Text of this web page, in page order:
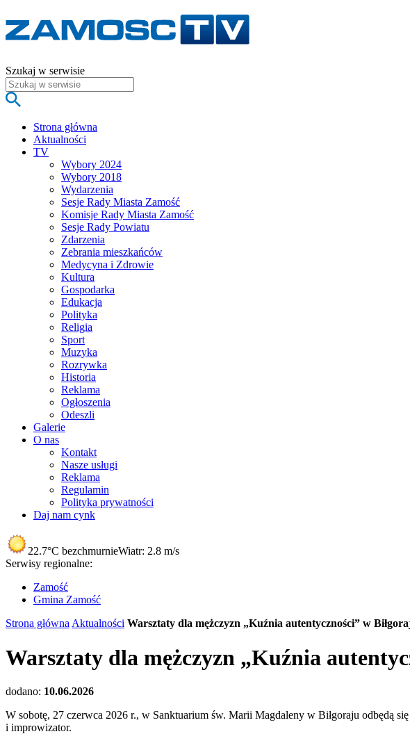
Szukaj w serwisie
Strona główna
Aktualności
TV
Wybory 2024
Wybory 2018
Wydarzenia
Sesje Rady Miasta Zamość
Komisje Rady Miasta Zamość
Sesje Rady Powiatu
Zdarzenia
Zebrania mieszkańców
Medycyna i Zdrowie
Kultura
Gospodarka
Edukacja
Polityka
Religia
Sport
Muzyka
Rozrywka
Historia
Reklama
Ogłoszenia
Odeszli
Galerie
O nas
Kontakt
Nasze usługi
Reklama
Regulamin
Polityka prywatności
Daj nam cynk
22.7°C bezchmurnieWiatr: 2.8 m/s
Serwisy regionalne:
Zamość
Gmina Zamość
Strona główna Aktualności Warsztaty dla mężczyzn „Kuźnia autentyczności” w
Warsztaty dla mężczyzn „Kuźnia
dodano: 10.06.2026
W sobotę, 27 czerwca 2026 r., w Sanktuarium św. Marii Magdaleny w Biłgoraju odbędą
i improwizator.